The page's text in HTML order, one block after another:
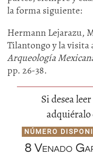
la forma siguiente:
Hermann Lejarazu,
Tilantongo y la visita
Arqueología
pp. 26-38.
Si desea
NÚMERO
8 Venado